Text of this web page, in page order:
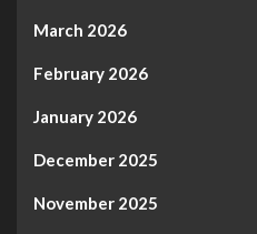
March 2026
February 2026
January 2026
December 2025
November 2025